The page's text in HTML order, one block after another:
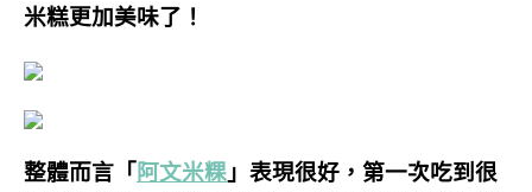
米糕更加美味了！
整體而言「阿文米粿 」表現很好，第一次吃到很